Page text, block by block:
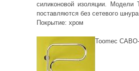
силиконовой изоляции. Модели
поставляются без сетевого
Покрытие: хром
Toomec